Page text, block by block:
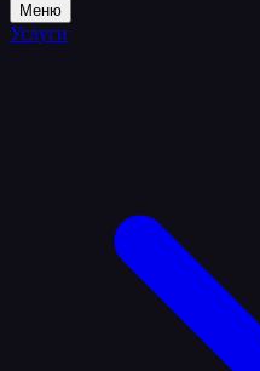
Меню
Услуги